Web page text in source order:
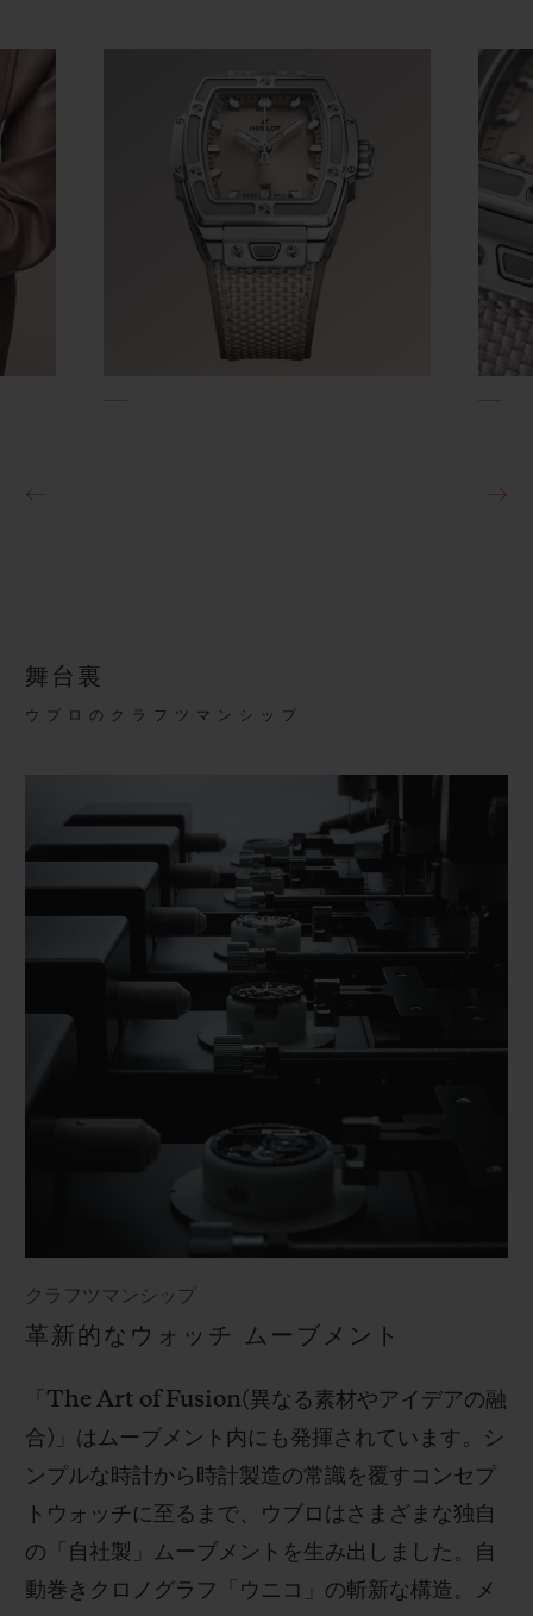
舞台裏
ウブロのクラフツマンシップ
クラフツマンシップ
革新的なウォッチ ムーブメント
The Art of Fusion(異なる素材やアイデアの融
合) 」はムーブメント内にも発揮されています。シ
ンプルな時計から時計製造の常識を覆すコンセプ
トウォッチに至るまで、ウブロはさまざまな独自
の「自社製」ムーブメントを生み出しました。自
動巻きクロノグラフ「ウニコ」の斬新な構造。メ